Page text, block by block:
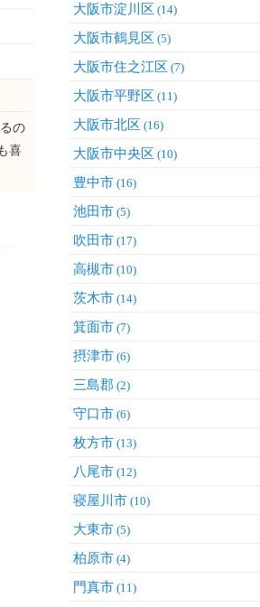
の
喜
大阪市淀川区 (14)
大阪市鶴見区 (5)
大阪市住之江区 (7)
大阪市平野区 (11)
大阪市北区 (16)
大阪市中央区 (10)
豊中市 (16)
池田市 (5)
吹田市 (17)
高槻市 (10)
茨木市 (14)
箕面市 (7)
摂津市 (6)
三島郡 (2)
守口市 (6)
枚方市 (13)
八尾市 (12)
寝屋川市 (10)
大東市 (5)
柏原市 (4)
門真市 (11)